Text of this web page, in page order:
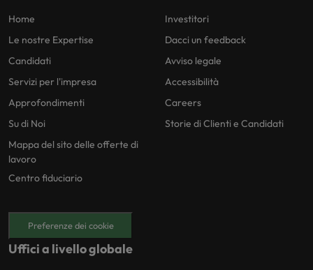
Home
Le nostre Expertise
Candidati
Servizi per l'impresa
Approfondimenti
Su di Noi
Mappa del sito delle offerte di
lavoro
Centro fiduciario
Investitori
Dacci un feedback
Avviso legale
Accessibilità
Careers
Storie di Clienti e Candidati
Preferenze dei cookie
Uffici a livello globale